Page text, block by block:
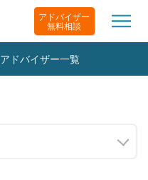
アドバイザー
無料相談
アドバイザー一覧